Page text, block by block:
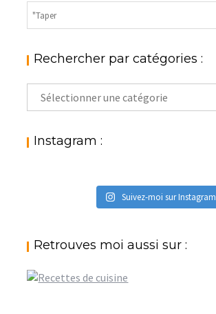
Rechercher par catégories :
Rechercher
par
: Instagram :
Suivez-moi sur Instagram
Retrouves moi aussi sur :